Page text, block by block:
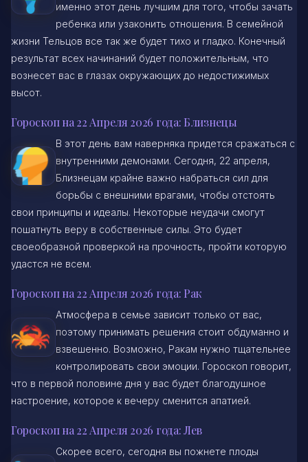
именно этот день лучшим для того, чтобы зачать
ребенка или узаконить отношения. В семейной
жизни Тельцов все так же будет тихо и гладко. Конечный
результат всех начинаний будет положительным, что
вознесет вас в глазах окружающих до недостижимых
высот.
Гороскоп на 22 Апреля 2026 года: Близнецы
В этот день вам наверняка придется сражаться с
внутренними демонами. Сегодня, 22 апреля,
Близнецам крайне важно набраться сил для
борьбы с внешними врагами, чтобы отстоять
свои принципы и идеалы. Некоторые неудачи смогут
пошатнуть веру в собственные силы. Это будет
своеобразной проверкой на прочность, пройти которую
удастся не всем.
Гороскоп на 22 Апреля 2026 года: Рак
Атмосфера в семье зависит только от вас,
поэтому принимать решения стоит обдуманно и
взвешенно. Возможно, Ракам нужно тщательнее
контролировать свои эмоции. Гороскоп говорит,
что в первой половине дня у вас будет благодушное
настроение, которое к вечеру сменится апатией.
Гороскоп на 22 Апреля 2026 года: Лев
Скорее всего, сегодня вы пожнете плоды